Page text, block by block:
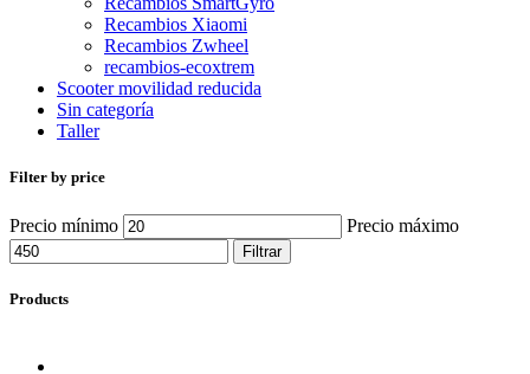
Recambios Xiaomi
Recambios Zwheel
recambios-ecoxtrem
Scooter movilidad reducida
Sin categoría
Taller
Filter by price
Precio mínimo Precio máximo
Filtrar
Products